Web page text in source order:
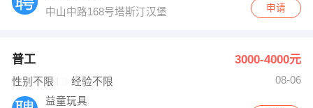
中山中路168号塔斯汀汉堡
申请
普工 3000-4000元
性别不限 经验不限
08-06
益童玩具